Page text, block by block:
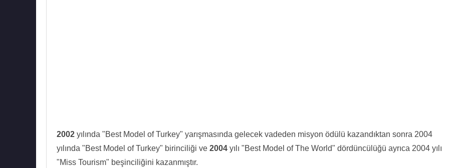
2002 yılında "Best Model of Turkey" yarışmasında gelecek vadeden misyon ödülü kazandıktan sonra 2004
yılında "Best Model of Turkey" birinciliği ve 2004 yılı "Best Model of The World" dördüncülüğü ayrıca 2004 yılı
"Miss Tourism" beşinciliğini kazanmıştır.